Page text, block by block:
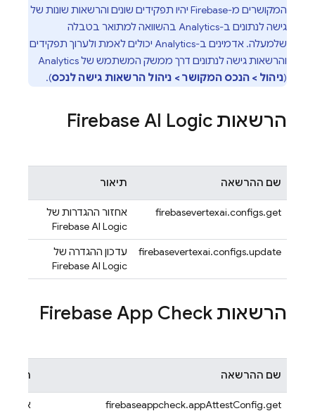
המקושרים מ-Firebase יהיו תפקידים שונים והרשאות שונות של
גישה לנתונים ב-Analytics בהשוואה למתואר בטבלה
שלמעלה. אדמינים ב-Analytics יכולים לאמת ולערוך תפקידים
והרשאות גישה לנתונים דרך ממשק המשתמש של Analytics
(ניהול > הנכס המקושר > ניהול הרשאות גישה לנכס).
הרשאות Firebase AI Logic
שם ההרשאה תיאור
firebasevertexai.configs.get
אחזור ההגדרות של
Firebase AI Logic
firebasevertexai.configs.update
עדכון ההגדרה של
Firebase AI Logic
הרשאות Firebase App Check
שם ההרשאה תיאור
firebaseappcheck.appAttestConfig.get
אחזור